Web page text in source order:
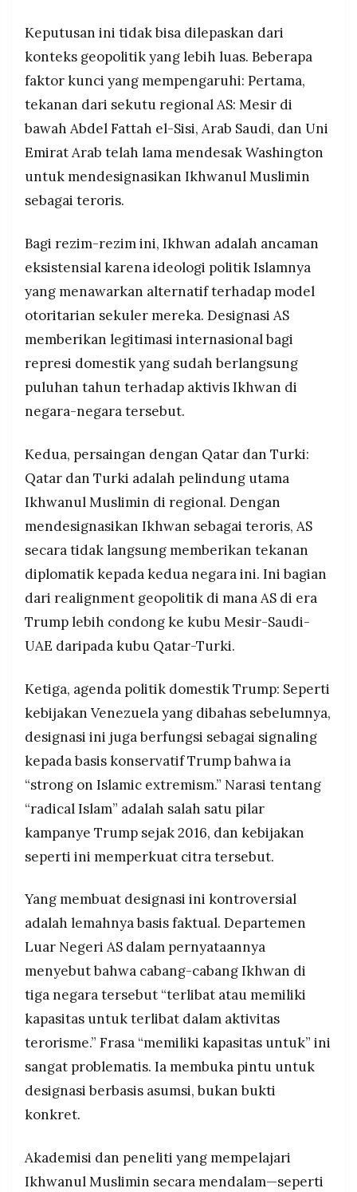
Keputusan ini tidak bisa dilepaskan dari
konteks geopolitik yang lebih luas. Beberapa
faktor kunci yang mempengaruhi: Pertama,
tekanan dari sekutu regional AS: Mesir di
bawah Abdel Fattah el-Sisi, Arab Saudi, dan Uni
Emirat Arab telah lama mendesak Washington
untuk mendesignasikan Ikhwanul Muslimin
sebagai teroris.
Bagi rezim-rezim ini, Ikhwan adalah ancaman
eksistensial karena ideologi politik Islamnya
yang menawarkan alternatif terhadap model
otoritarian sekuler mereka. Designasi AS
memberikan legitimasi internasional bagi
represi domestik yang sudah berlangsung
puluhan tahun terhadap aktivis Ikhwan di
negara-negara tersebut.
Kedua, persaingan dengan Qatar dan Turki:
Qatar dan Turki adalah pelindung utama
Ikhwanul Muslimin di regional. Dengan
mendesignasikan Ikhwan sebagai teroris, AS
secara tidak langsung memberikan tekanan
diplomatik kepada kedua negara ini. Ini bagian
dari realignment geopolitik di mana AS di era
Trump lebih condong ke kubu Mesir-Saudi-
UAE daripada kubu Qatar-Turki.
Ketiga, agenda politik domestik Trump: Seperti
kebijakan Venezuela yang dibahas sebelumnya,
designasi ini juga berfungsi sebagai signaling
kepada basis konservatif Trump bahwa ia
“strong on Islamic extremism.” Narasi tentang
“radical Islam” adalah salah satu pilar
kampanye Trump sejak 2016, dan kebijakan
seperti ini memperkuat citra tersebut.
Yang membuat designasi ini kontroversial
adalah lemahnya basis faktual. Departemen
Luar Negeri AS dalam pernyataannya
menyebut bahwa cabang-cabang Ikhwan di
tiga negara tersebut “terlibat atau memiliki
kapasitas untuk terlibat dalam aktivitas
terorisme.” Frasa “memiliki kapasitas untuk” ini
sangat problematis. Ia membuka pintu untuk
designasi berbasis asumsi, bukan bukti
konkret.
Akademisi dan peneliti yang mempelajari
Ikhwanul Muslimin secara mendalam—seperti